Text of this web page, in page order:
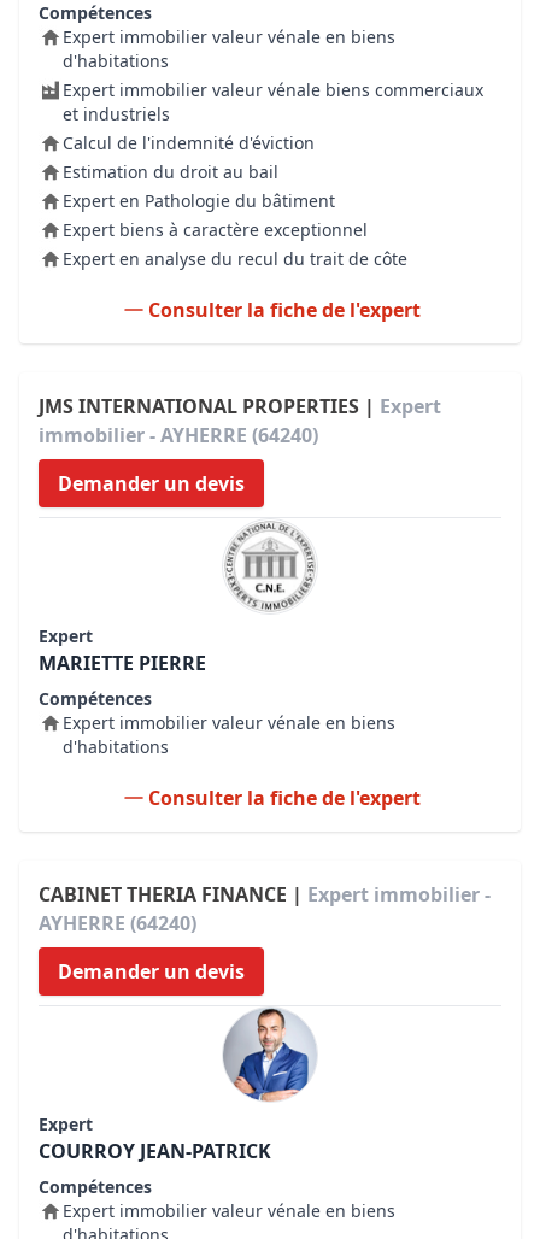
Compétences
Expert immobilier valeur vénale en biens
d'habitations
Expert immobilier valeur vénale biens commerciaux
et industriels
Calcul de l'indemnité d'éviction
Estimation du droit au bail
Expert en Pathologie du bâtiment
Expert biens à caractère exceptionnel
Expert en analyse du recul du trait de côte
Consulter la fiche de l'expert
JMS INTERNATIONAL PROPERTIES | Expert
immobilier - AYHERRE (64240)
Demander un devis
Expert
MARIETTE PIERRE
Compétences
Expert immobilier valeur vénale en biens
d'habitations
Consulter la fiche de l'expert
CABINET THERIA FINANCE | Expert immobilier -
AYHERRE (64240)
Demander un devis
Expert
COURROY JEAN-PATRICK
Compétences
Expert immobilier valeur vénale en biens